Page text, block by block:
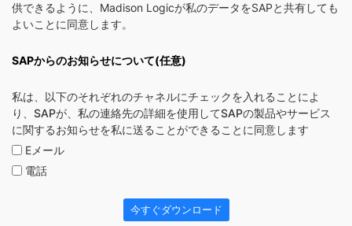
供できるように、Madison Logicが私のデータをSAPと共有しても
よいことに同意します。
SAPからのお知らせについて(任意)
私は、以下のそれぞれのチャネルにチェックを入れることによ
り、SAPが、私の連絡先の詳細を使用してSAPの製品やサービス
に関するお知らせを私に送ることができることに同意します
Eメール
電話
今すぐダウンロード